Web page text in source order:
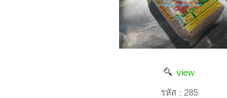
view
รหัส : 285